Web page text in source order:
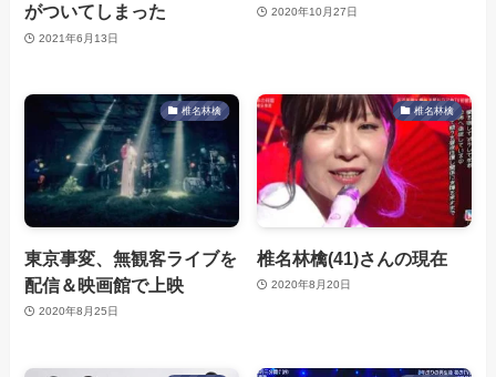
がついてしまった
2021年6月13日
2020年10月27日
椎名林檎
東京事変、無観客ライブを
配信＆映画館で上映
2020年8月25日
椎名林檎
椎名林檎(41)さんの現在
2020年8月20日